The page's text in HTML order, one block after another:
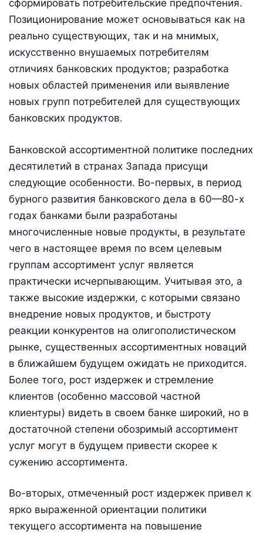
сформировать потребительские предпочтения.
Позиционирование может основываться как на
реально существующих, так и на мнимых,
искусственно внушаемых потребителям
отличиях банковских продуктов; разработка
новых областей применения или выявление
новых групп потребителей для существующих
банковских продуктов.
Банковской ассортиментной политике последних
десятилетий в странах Запада присущи
следующие особенности. Во-первых, в период
бурного развития банковского дела в 60—80-х
годах банками были разработаны
многочисленные новые продукты, в результате
чего в настоящее время по всем целевым
группам ассортимент услуг является
практически исчерпывающим. Учитывая это, а
также высокие издержки, с которыми связано
внедрение новых продуктов, и быстроту
реакции конкурентов на олигополистическом
рынке, существенных ассортиментных новаций
в ближайшем будущем ожидать не приходится.
Более того, рост издержек и стремление
клиентов (особенно массовой частной
клиентуры) видеть в своем банке широкий, но в
достаточной степени обозримый ассортимент
услуг могут в будущем привести скорее к
сужению ассортимента.
Во-вторых, отмеченный рост издержек привел к
ярко выраженной ориентации политики
текущего ассортимента на повышение